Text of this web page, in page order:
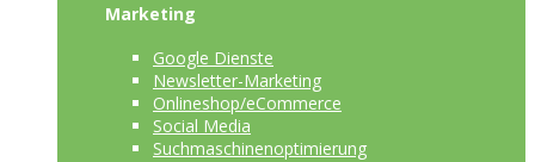
Marketing
Google Dienste
Newsletter-Marketing
Onlineshop/eCommerce
Social Media
Suchmaschinenoptimierung